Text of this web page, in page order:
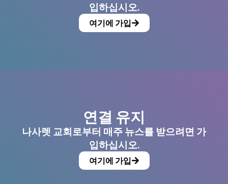
입하십시오.
여기에 가입
연결 유지
나사렛 교회로부터 매주 뉴스를 받으려면 가
입하십시오.
여기에 가입